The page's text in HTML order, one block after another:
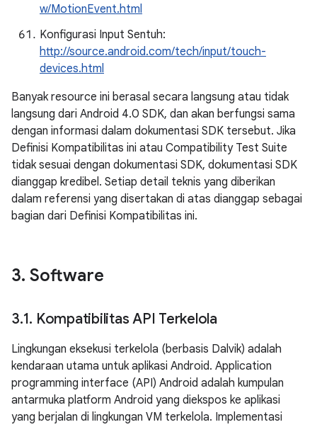
w/MotionEvent.html
Konfigurasi Input Sentuh:
http://source.android.com/tech/input/touch-
devices.html
Banyak resource ini berasal secara langsung atau tidak
langsung dari Android 4.0 SDK, dan akan berfungsi sama
dengan informasi dalam dokumentasi SDK tersebut. Jika
Definisi Kompatibilitas ini atau Compatibility Test Suite
tidak sesuai dengan dokumentasi SDK, dokumentasi SDK
dianggap kredibel. Setiap detail teknis yang diberikan
dalam referensi yang disertakan di atas dianggap sebagai
bagian dari Definisi Kompatibilitas ini.
3. Software
3.1. Kompatibilitas API Terkelola
Lingkungan eksekusi terkelola (berbasis Dalvik) adalah
kendaraan utama untuk aplikasi Android. Application
programming interface (API) Android adalah kumpulan
antarmuka platform Android yang diekspos ke aplikasi
yang berjalan di lingkungan VM terkelola. Implementasi